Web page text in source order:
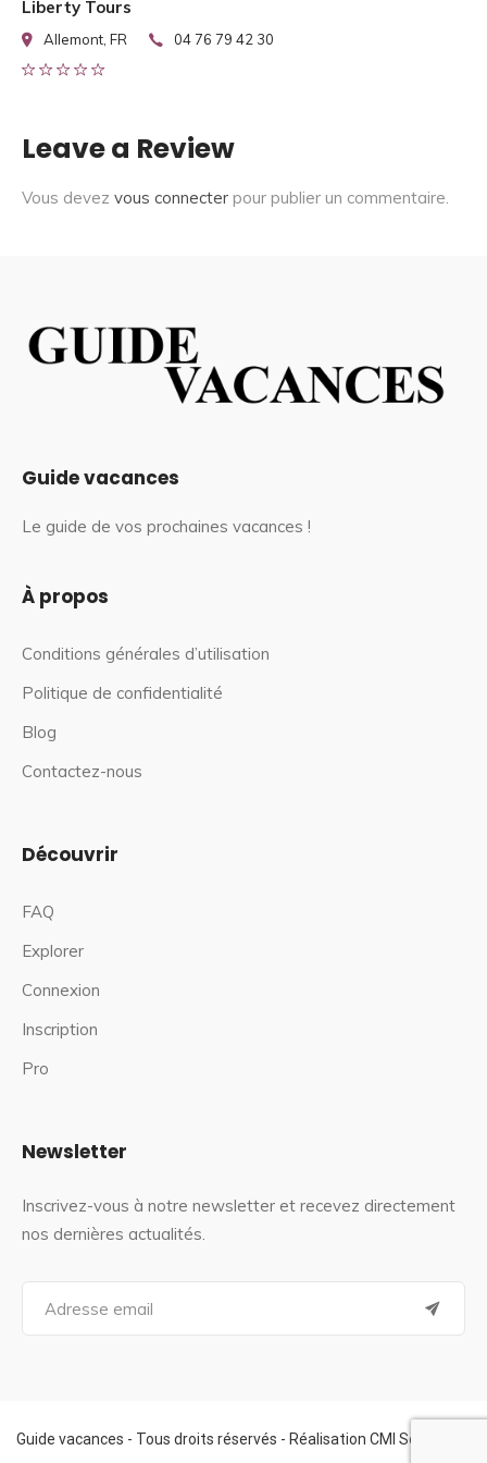
Liberty Tours
Allemont, FR 04 76 79 42 30
Leave a Review
Vous devez vous connecter pour publier un commentaire.
Guide vacances
Le guide de vos prochaines vacances !
À propos
Conditions générales d’utilisation
Politique de confidentialité
Blog
Contactez-nous
Découvrir
FAQ
Explorer
Connexion
Inscription
Pro
Newsletter
Inscrivez-vous à notre newsletter et recevez directement
nos dernières actualités.
a
f
o
Guide vacances - Tous droits réservés - Réalisation CMI Services